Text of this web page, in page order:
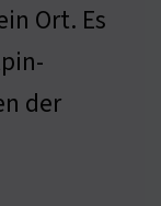
Ort. Es
der